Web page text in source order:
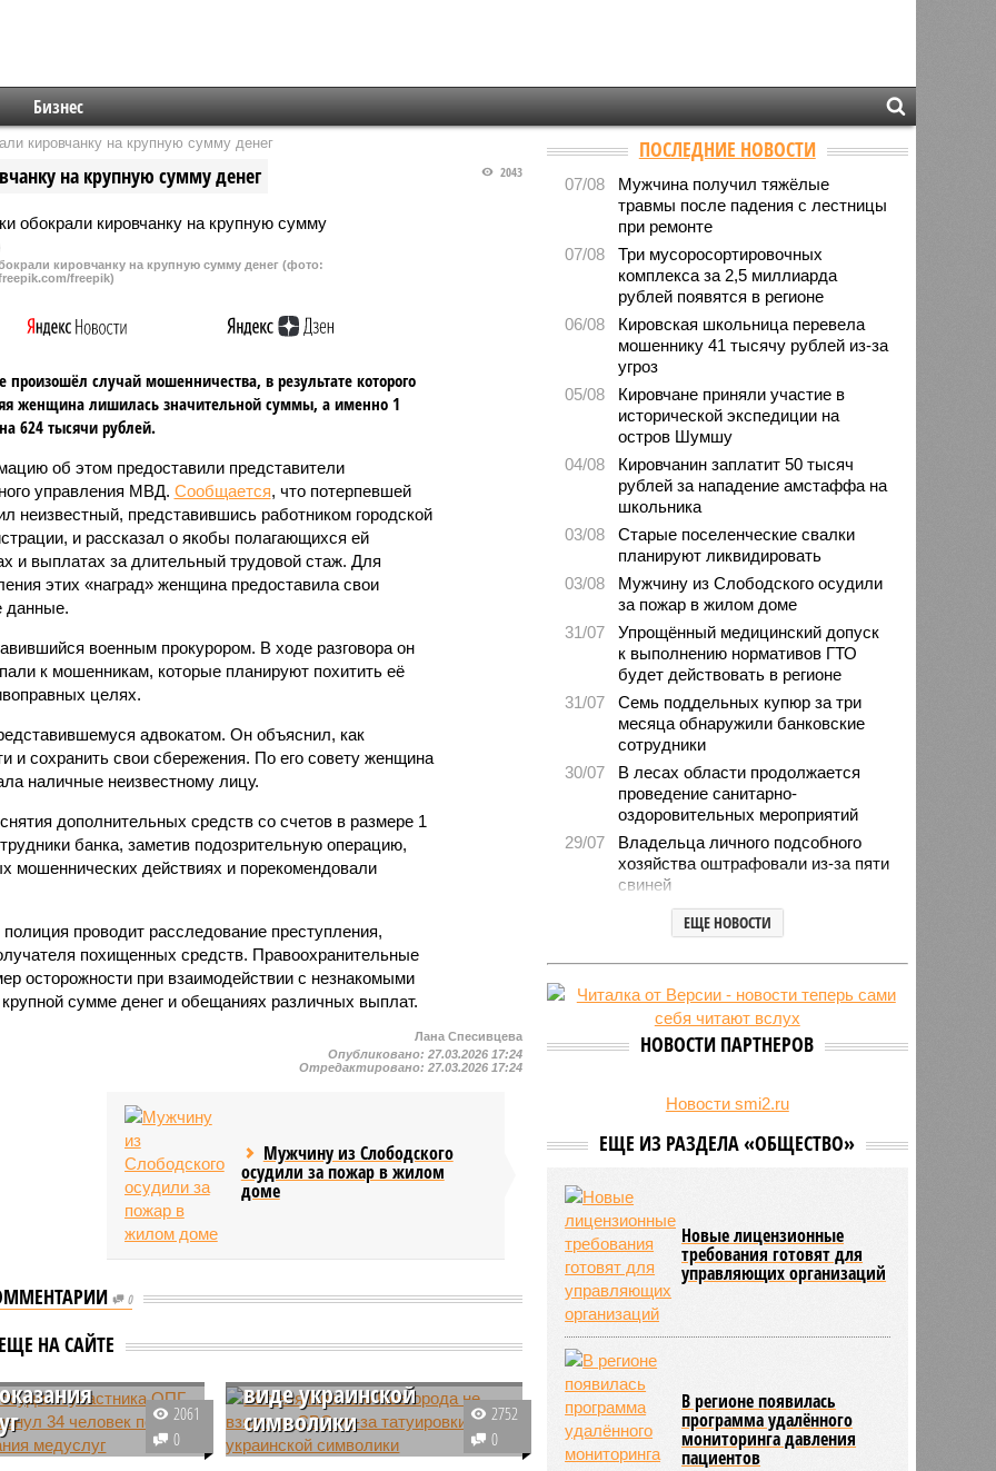
Бизнес
кировчанку на крупную сумму денег
на крупную сумму денег 2043
кировчанку на крупную сумму денег (фото:
freepik)
произошёл случай мошенничества, в результате которого
женщина лишилась значительной суммы, а именно 1
624 тысячи рублей.
об этом предоставили представители
управления МВД. Сообщается, что потерпевшей
неизвестный, представившись работником городской
и рассказал о якобы полагающихся ей
и выплатах за длительный трудовой стаж. Для
этих «наград» женщина предоставила свои
данные.
военным прокурором. В ходе разговора он
к мошенникам, которые планируют похитить её
целях.
адвокатом. Он объяснил, как
и сохранить свои сбережения. По его совету женщина
наличные неизвестному лицу.
дополнительных средств со счетов в размере 1
банка, заметив подозрительную операцию,
мошеннических действиях и порекомендовали
проводит расследование преступления,
похищенных средств. Правоохранительные
осторожности при взаимодействии с незнакомыми
сумме денег и обещаниях различных выплат.
Лана Спесивцева
Опубликовано:27.03.2026 17:24
Отредактировано:27.03.2026 17:24
Мужчину из Слободского
осудили за пожар в жилом
доме
0
ЕЩЕ НА САЙТЕ
осудили
ОПГ, который
34 человек под
приговор
2061
0
Жителя Нижнего
Новгорода не взяли на
виде украинской
символики
Нижегородца не взяли на
2752
0
ПОСЛЕДНИЕ НОВОСТИ
07/08
Мужчина получил тяжёлые
травмы после падения с лестницы
при ремонте
07/08
Три мусоросортировочных
комплекса за 2,5 миллиарда
рублей появятся в регионе
06/08
Кировская школьница перевела
мошеннику 41 тысячу рублей из-за
угроз
05/08
Кировчане приняли участие в
исторической экспедиции на
остров Шумшу
04/08
Кировчанин заплатит 50 тысяч
рублей за нападение амстаффа на
школьника
03/08
Старые поселенческие свалки
планируют ликвидировать
03/08
Мужчину из Слободского осудили
за пожар в жилом доме
31/07
Упрощённый медицинский допуск
к выполнению нормативов ГТО
будет действовать в регионе
31/07
Семь поддельных купюр за три
месяца обнаружили банковские
сотрудники
30/07
В лесах области продолжается
проведение санитарно-
оздоровительных мероприятий
29/07
Владельца личного подсобного
хозяйства оштрафовали из-за пяти
свиней
Шестерых кировчан хотят
поощрить за спасение ребёнка
27/07
Питание детей в лагерях
Пенсионеру должны выплатить
300 тысяч рублей после падения в
гололёд
предоставления госимущества в
ЕЩЕ НОВОСТИ
НОВОСТИ ПАРТНЕРОВ
Новости smi2.ru
ЕЩЕ ИЗ РАЗДЕЛА «ОБЩЕСТВО»
Новые лицензионные
требования готовят для
управляющих организаций
В регионе появилась
программа удалённого
мониторинга давления
пациентов